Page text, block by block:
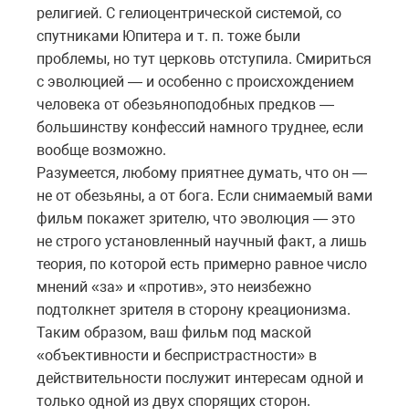
религией. С гелиоцентрической системой, со
спутниками Юпитера и т. п. тоже были
проблемы, но тут церковь отступила. Смириться
с эволюцией — и особенно с происхождением
человека от обезьяноподобных предков —
большинству конфессий намного труднее, если
вообще возможно.
Разумеется, любому приятнее думать, что он —
не от обезьяны, а от бога. Если снимаемый вами
фильм покажет зрителю, что эволюция — это
не строго установленный научный факт, а лишь
теория, по которой есть примерно равное число
мнений «за» и «против», это неизбежно
подтолкнет зрителя в сторону креационизма.
Таким образом, ваш фильм под маской
«объективности и беспристрастности» в
действительности послужит интересам одной и
только одной из двух спорящих сторон.